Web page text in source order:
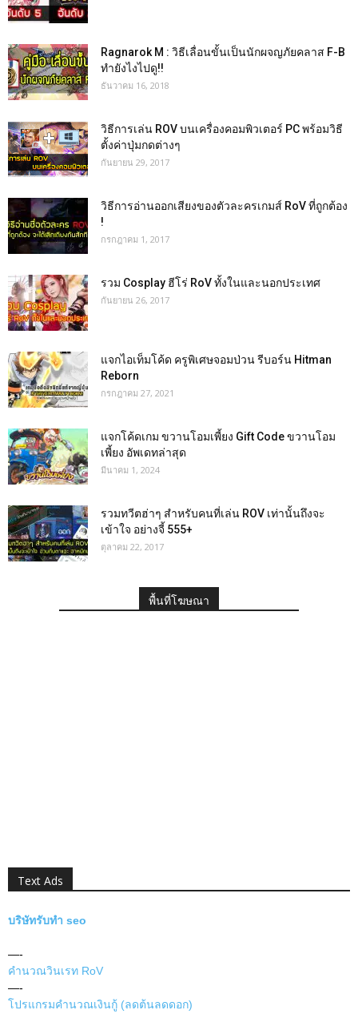
Ragnarok M : วิธีเลื่อนขั้นเป็นนักผจญภัยคลาส F-B
ทำยังไงไปดู!!
ธันวาคม 16, 2018
วิธีการเล่น ROV บนเครื่องคอมพิวเตอร์ PC พร้อมวิธี
ตั้งค่าปุ่มกดต่างๆ
กันยายน 29, 2017
วิธีการอ่านออกเสียงของตัวละครเกมส์ RoV ที่ถูกต้อง
!
กรกฎาคม 1, 2017
รวม Cosplay ฮีโร่ RoV ทั้งในและนอกประเทศ
กันยายน 26, 2017
แจกไอเท็มโค้ด ครูพิเศษจอมป่วน รีบอร์น Hitman
Reborn
กรกฎาคม 27, 2021
แจกโค้ดเกม ขวานโอมเพี้ยง Gift Code ขวานโอม
เพี้ยง อัพเดทล่าสุด
มีนาคม 1, 2024
รวมทวีตฮ่าๆ สำหรับคนที่เล่น ROV เท่านั้นถึงจะ
เข้าใจ อย่างจี้ 555+
ตุลาคม 22, 2017
พื้นที่โฆษณา
Text Ads
บริษัทรับทำ seo
—-
คำนวณวินเรท RoV
—-
โปรแกรมคำนวณเงินกู้ (ลดต้นลดดอก)